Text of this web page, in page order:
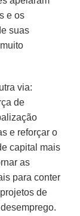
e os
suas
via:
de
e reforçar o
capital mais
as
para conter
de